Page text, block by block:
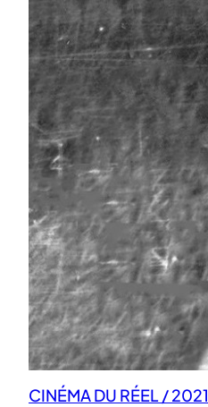
CINÉMA DU RÉEL / 2021